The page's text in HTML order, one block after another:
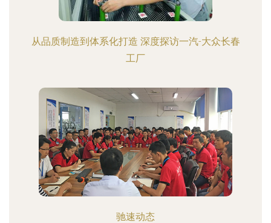
从品质制造到体系化打造 深度探访一汽-大众长春
工厂
驰速动态